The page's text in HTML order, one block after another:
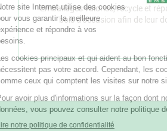
Emballages valorise, recycle et
bois d’occasion afin de leur